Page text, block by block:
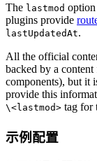
The lastmod
plugins provide
lastUpdatedAt.
All the official
backed by a
components), but it
provide this
\<lastmod> tag for
示例配置